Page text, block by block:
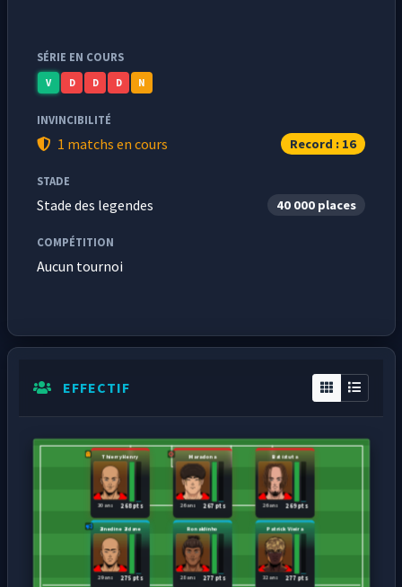
SÉRIE EN COURS
V D D D N
INVINCIBILITÉ
1 matchs en cours Record : 16
STADE
Stade des legendes 40 000 places
COMPÉTITION
Aucun tournoi
EFFECTIF
Zinedine Zidane
275 pts
29 ans
Ronaldinho
277 pts
28 ans
Patrick Vieira
277 pts
32 ans
Thierry Henry
268 pts
30 ans
Maradona
267 pts
26 ans
Batistuta
269 pts
26 ans